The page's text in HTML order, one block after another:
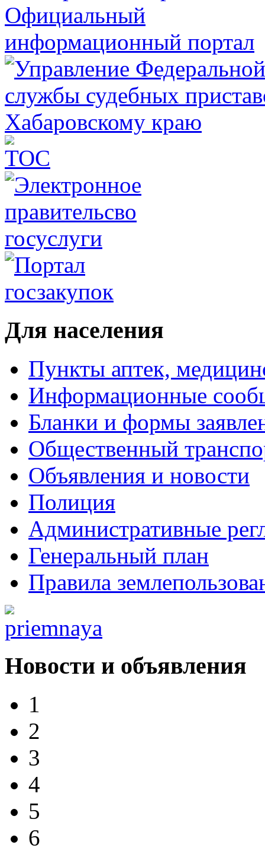
Для населения
Пункты аптек,
Информационные
Бланки и формы
Общественный
Объявления и новости
Полиция
Административные
Генеральный план
Правила
Новости и объявления
1
2
3
4
5
6